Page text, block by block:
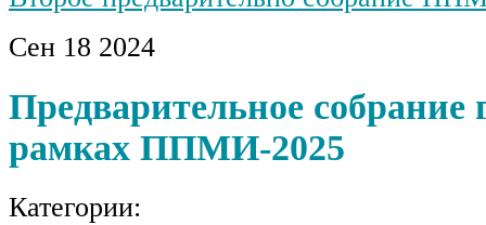
Сен 18 2024
Предварительное собрание
рамках ППМИ-2025
Категории: